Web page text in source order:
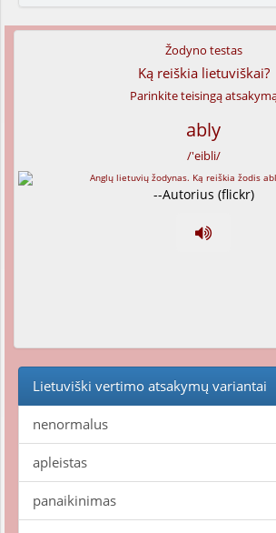
Žodyno testas
Ką reiškia lietuviškai?
Parinkite teisingą
ably
/'eibli/
--Autorius (flickr)
Lietuviški vertimo atsakymų variantai
nenormalus
apleistas
panaikinimas